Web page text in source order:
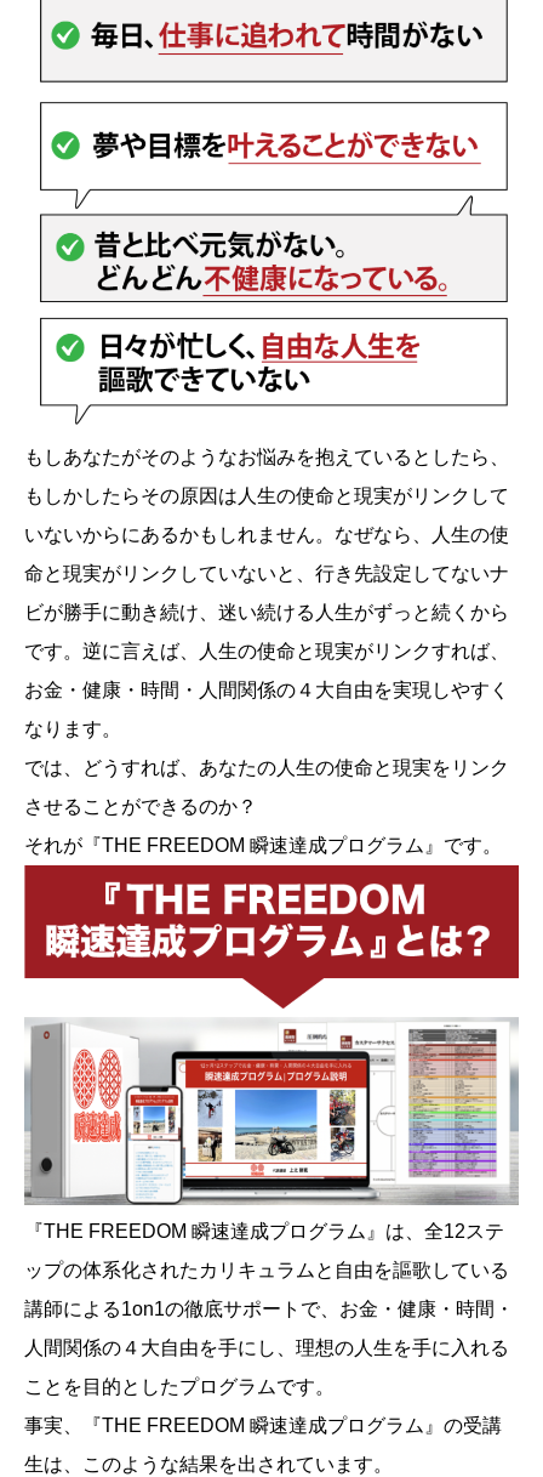
もしあなたがそのようなお悩みを抱えているとしたら、
もしかしたらその原因は人生の使命と現実がリンクして
いないからにあるかもしれません。なぜなら、人生の使
命と現実がリンクしていないと、行き先設定してないナ
ビが勝手に動き続け、迷い続ける人生がずっと続くから
です。逆に言えば、人生の使命と現実がリンクすれば、
お金・健康・時間・人間関係の４大自由を実現しやすく
なります。
では、どうすれば、あなたの人生の使命と現実をリンク
させることができるのか？
それが『THE FREEDOM 瞬速達成プログラム』です。
『THE FREEDOM 瞬速達成プログラム』は、全12ステ
ップの体系化されたカリキュラムと自由を謳歌している
講師による1on1の徹底サポートで、お金・健康・時間・
人間関係の４大自由を手にし、理想の人生を手に入れる
ことを目的としたプログラムです。
事実、『THE FREEDOM 瞬速達成プログラム』の受講
生は、このような結果を出されています。